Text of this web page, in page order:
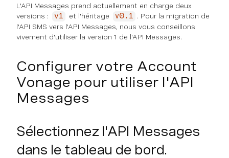
L'API Messages prend actuellement en charge deux
versions :
v1 et l'héritage v0.1
. Pour la migration de
l'API SMS vers l'API Messages, nous vous conseillons
vivement d'utiliser la version 1 de l'API Messages.
Configurer votre Account
Vonage pour utiliser l'API
Messages
Sélectionnez l'API Messages
dans le tableau de bord.